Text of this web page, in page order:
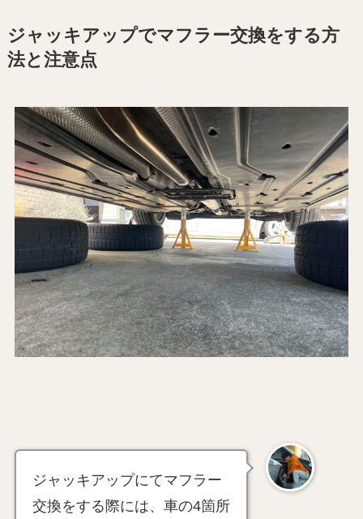
ジャッキアップでマフラー交換をする方
法と注意点
ジャッキアップにてマフラー
交換をする際には、車の4箇所